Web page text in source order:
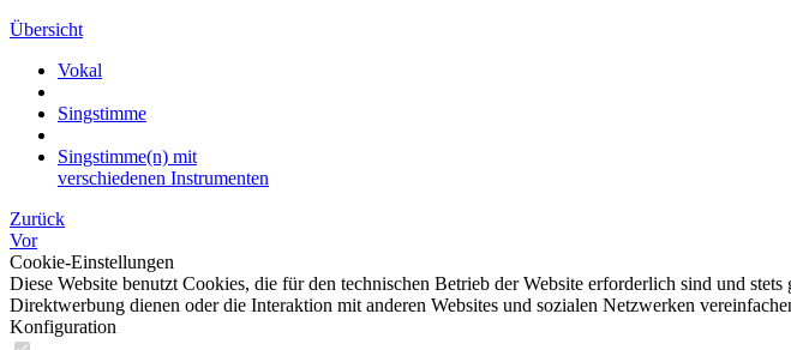
Übersicht
Vokal
Singstimme
Singstimme(n) mit
verschiedenen Instrumenten
Zurück
Vor
Cookie-Einstellungen
Diese Website benutzt Cookies, die für den technischen Betrieb der Website erforderlich sind und
Direktwerbung dienen oder die Interaktion mit anderen Websites und sozialen Netzwerken
Konfiguration